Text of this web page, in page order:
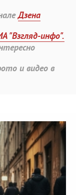
Дзена
"Взгляд-инфо".
и видео в